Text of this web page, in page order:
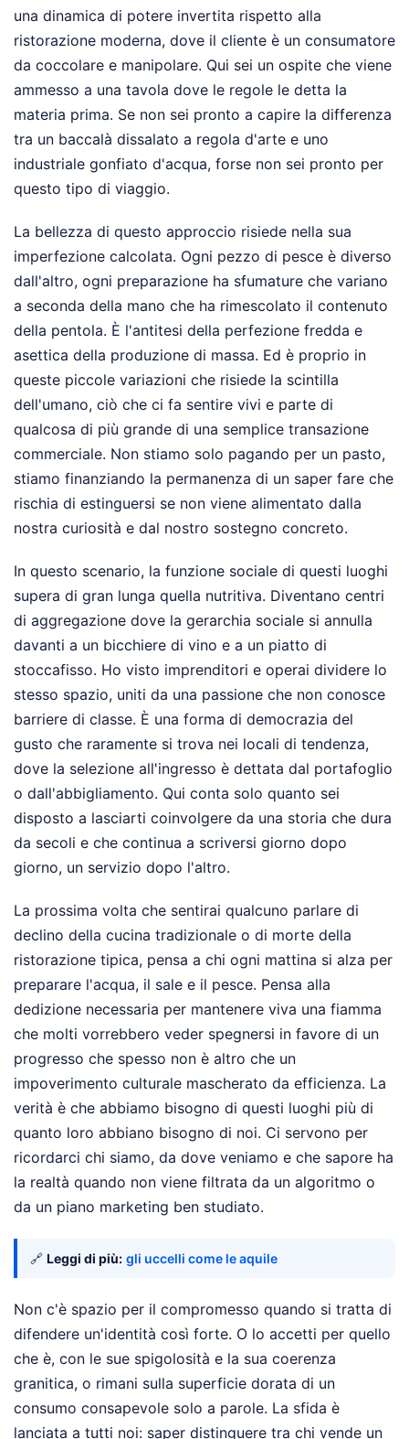
una dinamica di potere invertita rispetto alla
ristorazione moderna, dove il cliente è un consumatore
da coccolare e manipolare. Qui sei un ospite che viene
ammesso a una tavola dove le regole le detta la
materia prima. Se non sei pronto a capire la differenza
tra un baccalà dissalato a regola d'arte e uno
industriale gonfiato d'acqua, forse non sei pronto per
questo tipo di viaggio.
La bellezza di questo approccio risiede nella sua
imperfezione calcolata. Ogni pezzo di pesce è diverso
dall'altro, ogni preparazione ha sfumature che variano
a seconda della mano che ha rimescolato il contenuto
della pentola. È l'antitesi della perfezione fredda e
asettica della produzione di massa. Ed è proprio in
queste piccole variazioni che risiede la scintilla
dell'umano, ciò che ci fa sentire vivi e parte di
qualcosa di più grande di una semplice transazione
commerciale. Non stiamo solo pagando per un pasto,
stiamo finanziando la permanenza di un saper fare che
rischia di estinguersi se non viene alimentato dalla
nostra curiosità e dal nostro sostegno concreto.
In questo scenario, la funzione sociale di questi luoghi
supera di gran lunga quella nutritiva. Diventano centri
di aggregazione dove la gerarchia sociale si annulla
davanti a un bicchiere di vino e a un piatto di
stoccafisso. Ho visto imprenditori e operai dividere lo
stesso spazio, uniti da una passione che non conosce
barriere di classe. È una forma di democrazia del
gusto che raramente si trova nei locali di tendenza,
dove la selezione all'ingresso è dettata dal portafoglio
o dall'abbigliamento. Qui conta solo quanto sei
disposto a lasciarti coinvolgere da una storia che dura
da secoli e che continua a scriversi giorno dopo
giorno, un servizio dopo l'altro.
La prossima volta che sentirai qualcuno parlare di
declino della cucina tradizionale o di morte della
ristorazione tipica, pensa a chi ogni mattina si alza per
preparare l'acqua, il sale e il pesce. Pensa alla
dedizione necessaria per mantenere viva una fiamma
che molti vorrebbero veder spegnersi in favore di un
progresso che spesso non è altro che un
impoverimento culturale mascherato da efficienza. La
verità è che abbiamo bisogno di questi luoghi più di
quanto loro abbiano bisogno di noi. Ci servono per
ricordarci chi siamo, da dove veniamo e che sapore ha
la realtà quando non viene filtrata da un algoritmo o
da un piano marketing ben studiato.
🔗 Leggi di più: gli uccelli come le aquile
Non c'è spazio per il compromesso quando si tratta di
difendere un'identità così forte. O lo accetti per quello
che è, con le sue spigolosità e la sua coerenza
granitica, o rimani sulla superficie dorata di un
consumo consapevole solo a parole. La sfida è
lanciata a tutti noi: saper distinguere tra chi vende un